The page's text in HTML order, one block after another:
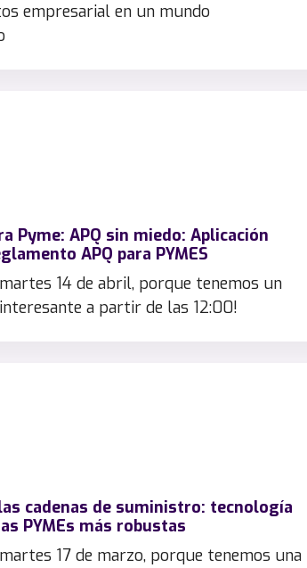
empresarial en un mundo
Pyme: APQ sin miedo: Aplicación
APQ para PYMES
14 de abril, porque tenemos un
a partir de las 12:00!
cadenas de suministro: tecnología
PYMEs más robustas
17 de marzo, porque tenemos una